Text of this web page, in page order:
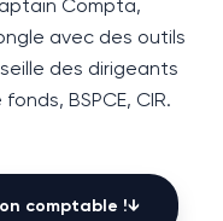
Compta,
avec des outils
des dirigeants
fonds, BSPCE, CIR.
comptable !↓